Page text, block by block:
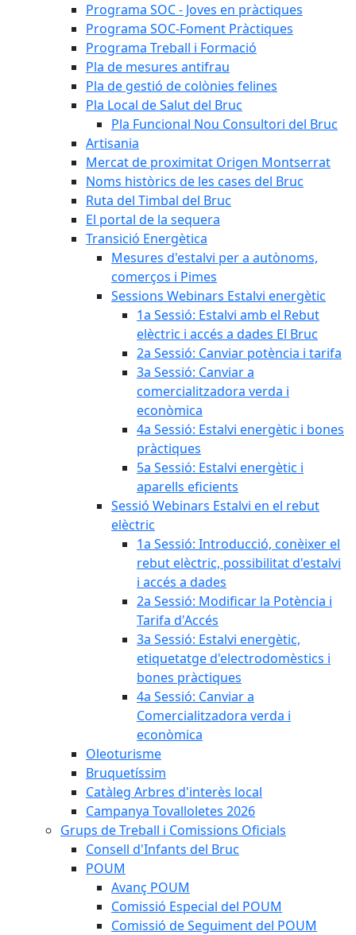
Programa SOC - Joves en pràctiques
Programa SOC-Foment Pràctiques
Programa Treball i Formació
Pla de mesures antifrau
Pla de gestió de colònies felines
Pla Local de Salut del Bruc
Pla Funcional Nou Consultori del Bruc
Artisania
Mercat de proximitat Origen Montserrat
Noms històrics de les cases del Bruc
Ruta del Timbal del Bruc
El portal de la sequera
Transició Energètica
Mesures d'estalvi per a autònoms,
comerços i Pimes
Sessions Webinars Estalvi energètic
1a Sessió: Estalvi amb el Rebut
elèctric i accés a dades El Bruc
2a Sessió: Canviar potència i tarifa
3a Sessió: Canviar a
comercialitzadora verda i
econòmica
4a Sessió: Estalvi energètic i bones
pràctiques
5a Sessió: Estalvi energètic i
aparells eficients
Sessió Webinars Estalvi en el rebut
elèctric
1a Sessió: Introducció, conèixer el
rebut elèctric, possibilitat d'estalvi
i accés a dades
2a Sessió: Modificar la Potència i
Tarifa d'Accés
3a Sessió: Estalvi energètic,
etiquetatge d'electrodomèstics i
bones pràctiques
4a Sessió: Canviar a
Comercialitzadora verda i
econòmica
Oleoturisme
Bruquetíssim
Catàleg Arbres d'interès local
Campanya Tovalloletes 2026
Grups de Treball i Comissions Oficials
Consell d'Infants del Bruc
POUM
Avanç POUM
Comissió Especial del POUM
Comissió de Seguiment del POUM